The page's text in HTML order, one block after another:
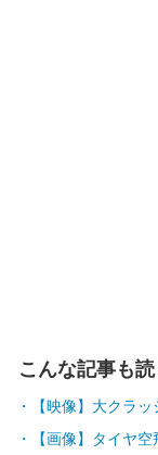
こんな記事も
【映像】大クラ
【画像】タイヤ